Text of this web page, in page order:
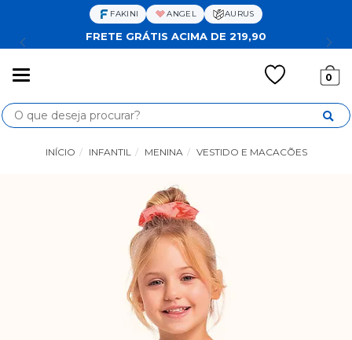
FAKINI ANGEL AURUS
FRETE GRÁTIS ACIMA DE 219,90
0
Busca
INÍCIO INFANTIL MENINA VESTIDO E MACACÕES